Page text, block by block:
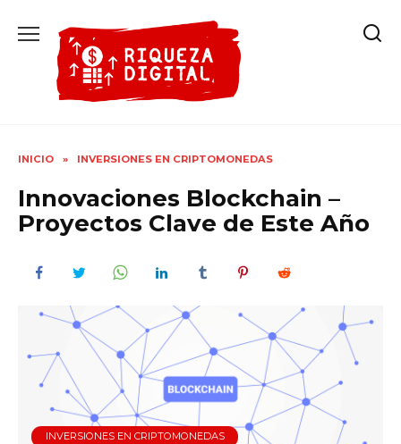
contenido
INICIO » INVERSIONES EN CRIPTOMONEDAS
Innovaciones Blockchain –
Proyectos Clave de Este Año
INVERSIONES EN CRIPTOMONEDAS